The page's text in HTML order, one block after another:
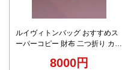
ルイヴィトンバッグ おすすめス
ーパーコピー 財布 二つ折り カー
8000円